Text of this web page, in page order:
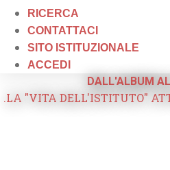
RICERCA
CONTATTACI
SITO ISTITUZIONALE
ACCEDI
DALL'ALBUM
.LA "VITA DELL'ISTITUTO"